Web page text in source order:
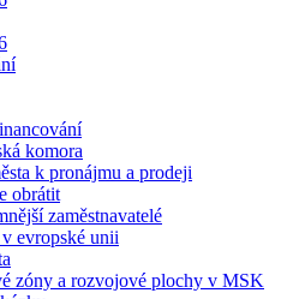
komora
k pronájmu a prodeji
obrátit
zaměstnavatelé
evropské unii
zóny a rozvojové plochy v MSK